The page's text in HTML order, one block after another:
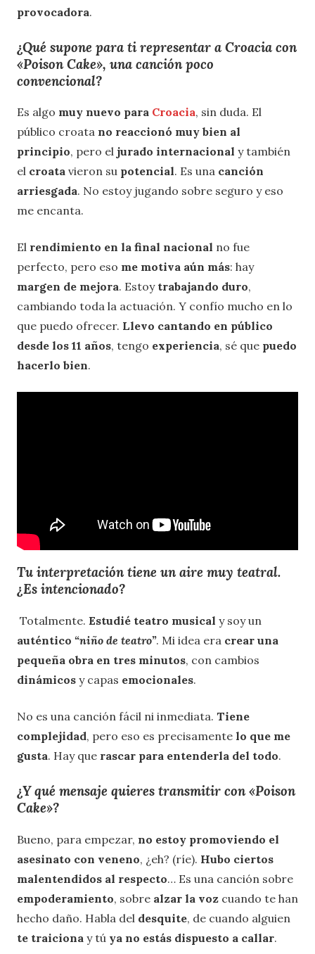
provocadora.
¿Qué supone para ti representar a Croacia con
«Poison Cake», una canción poco
convencional?
Es algo muy nuevo para Croacia, sin duda. El
público croata no reaccionó muy bien al
principio, pero el jurado internacional y también
el croata vieron su potencial. Es una canción
arriesgada. No estoy jugando sobre seguro y eso
me encanta.
El rendimiento en la final nacional no fue
perfecto, pero eso me motiva aún más: hay
margen de mejora. Estoy trabajando duro,
cambiando toda la actuación. Y confío mucho en lo
que puedo ofrecer. Llevo cantando en público
desde los 11 años, tengo experiencia, sé que puedo
hacerlo bien.
Tu interpretación tiene un aire muy teatral.
¿Es intencionado?
Totalmente. Estudié teatro musical y soy un
auténtico “niño de teatro”. Mi idea era crear una
pequeña obra en tres minutos, con cambios
dinámicos y capas emocionales.
No es una canción fácil ni inmediata. Tiene
complejidad, pero eso es precisamente lo que me
gusta. Hay que rascar para entenderla del todo.
¿Y qué mensaje quieres transmitir con «Poison
Cake»?
Bueno, para empezar, no estoy promoviendo el
asesinato con veneno, ¿eh? (ríe). Hubo ciertos
malentendidos al respecto… Es una canción sobre
empoderamiento, sobre alzar la voz cuando te han
hecho daño. Habla del desquite, de cuando alguien
te traiciona y tú ya no estás dispuesto a callar.